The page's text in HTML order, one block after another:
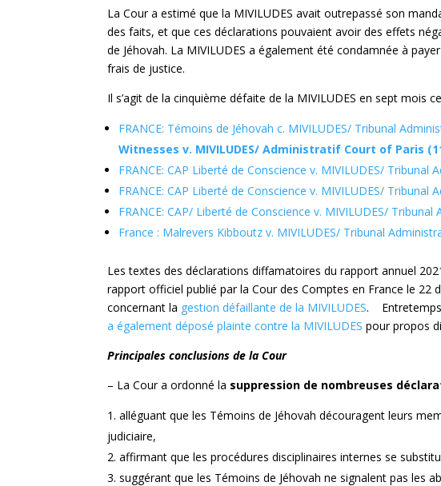
La Cour a estimé que la MIVILUDES avait outrepassé son
des faits, et que ces déclarations pouvaient avoir des effets
de Jéhovah. La MIVILUDES a également été condamnée à
frais de justice.
Il s’agit de la cinquième défaite de la MIVILUDES en sept mois
FRANCE: Témoins de Jéhovah c. MIVILUDES/ Tribunal
Witnesses v. MIVILUDES/ Administratif Court of Paris
FRANCE: CAP Liberté de Conscience v. MIVILUDES/
FRANCE: CAP Liberté de Conscience v. MIVILUDES/
FRANCE: CAP/ Liberté de Conscience v. MIVILUDES/
France : Malrevers Kibboutz v. MIVILUDES/ Tribunal
Les textes des déclarations diffamatoires du rapport annuel
rapport officiel publié par la Cour des Comptes en France le
concernant la gestion défaillante de la MIVILUDES.
a également déposé plainte contre la MIVILUDES pour propos
Principales conclusions de la Cour
– La Cour a ordonné la suppression de nombreuses
alléguant que les Témoins de Jéhovah découragent leurs
judiciaire,
affirmant que les procédures disciplinaires internes se
suggérant que les Témoins de Jéhovah ne signalent pas les